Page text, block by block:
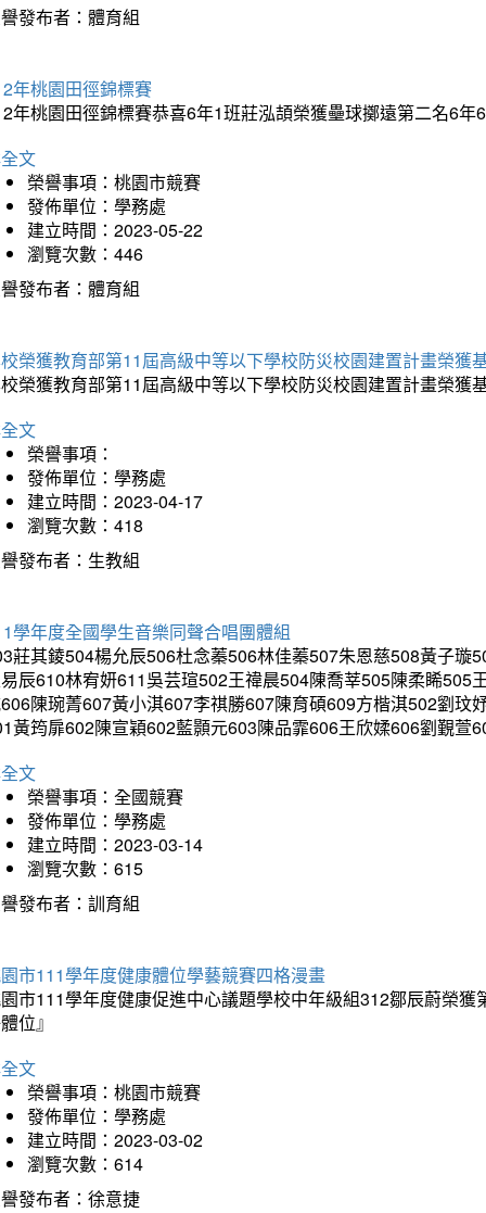
發布者：體育組
年桃園田徑錦標賽
年桃園田徑錦標賽恭喜6年1班莊泓頡榮獲壘球擲遠第二名6
文
榮譽事項：桃園市競賽
發佈單位：學務處
建立時間：2023-05-22
瀏覽次數：446
發布者：體育組
榮獲教育部第11屆高級中等以下學校防災校園建置計畫榮獲
榮獲教育部第11屆高級中等以下學校防災校園建置計畫榮獲
文
榮譽事項：
發佈單位：學務處
建立時間：2023-04-17
瀏覽次數：418
發布者：生教組
學年度全國學生音樂同聲合唱團體組
莊其錂504楊允辰506杜念蓁506林佳蓁507朱恩慈508黃子
辰610林宥妍611吳芸瑄502王禕晨504陳喬莘505陳柔睎
陳琬菁607黃小淇607李祺勝607陳育碩609方楷淇502劉
黃筠扉602陳宣穎602藍顥元603陳品霏606王欣媃606劉覲萱
文
榮譽事項：全國競賽
發佈單位：學務處
建立時間：2023-03-14
瀏覽次數：615
發布者：訓育組
市111學年度健康體位學藝競賽四格漫畫
市111學年度健康促進中心議題學校中年級組312鄒辰蔚榮
位』
文
榮譽事項：桃園市競賽
發佈單位：學務處
建立時間：2023-03-02
瀏覽次數：614
發布者：徐意捷